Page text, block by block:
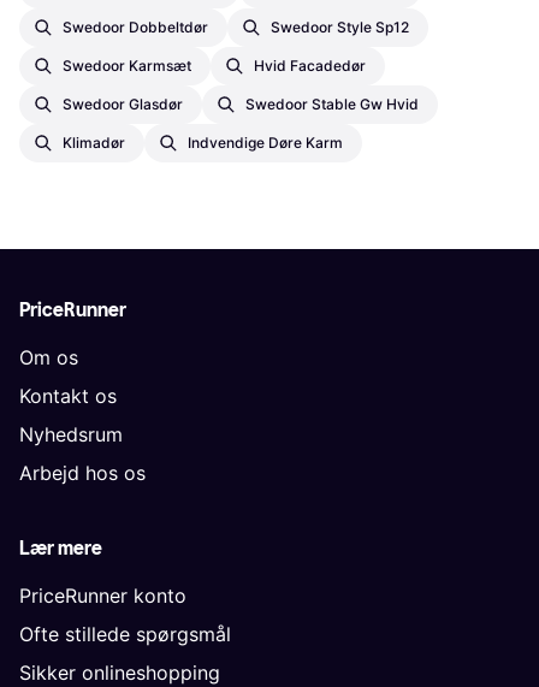
Swedoor Dobbeltdør Swedoor Style Sp12
Swedoor Karmsæt Hvid Facadedør
Swedoor Glasdør Swedoor Stable Gw Hvid
Klimadør Indvendige Døre Karm
PriceRunner
Om os
Kontakt os
Nyhedsrum
Arbejd hos os
Lær mere
PriceRunner konto
Ofte stillede spørgsmål
Sikker onlineshopping